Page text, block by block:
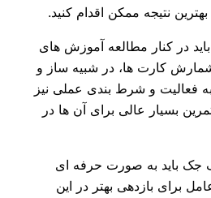
نتیجه ممکن اقدام کنید.
باید در کنار مطالعه آموزش های
کارت ها، در شبیه ساز و
فعالیت و شرط بندی عملی نیز
بسیار عالی برای آن ها در
جک باید به صورت حرفه ای
برای بازدهی بهتر در این